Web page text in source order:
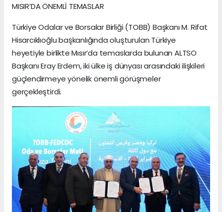
MISIR’DA ÖNEMLİ TEMASLAR
Türkiye Odalar ve Borsalar Birliği (TOBB) Başkanı M. Rifat
Hisarcıklıoğlu başkanlığında oluşturulan Türkiye
heyetiyle birlikte Mısır’da temaslarda bulunan ALTSO
Başkanı Eray Erdem, iki ülke iş dünyası arasındaki ilişkileri
güçlendirmeye yönelik önemli görüşmeler
gerçekleştirdi.